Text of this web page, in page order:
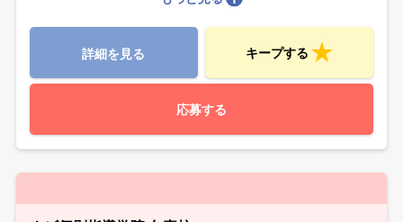
詳細を見る キープする
応募する